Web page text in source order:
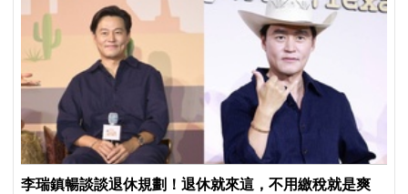
李瑞鎮暢談談退休規劃！退休就來這，不用繳稅就是爽